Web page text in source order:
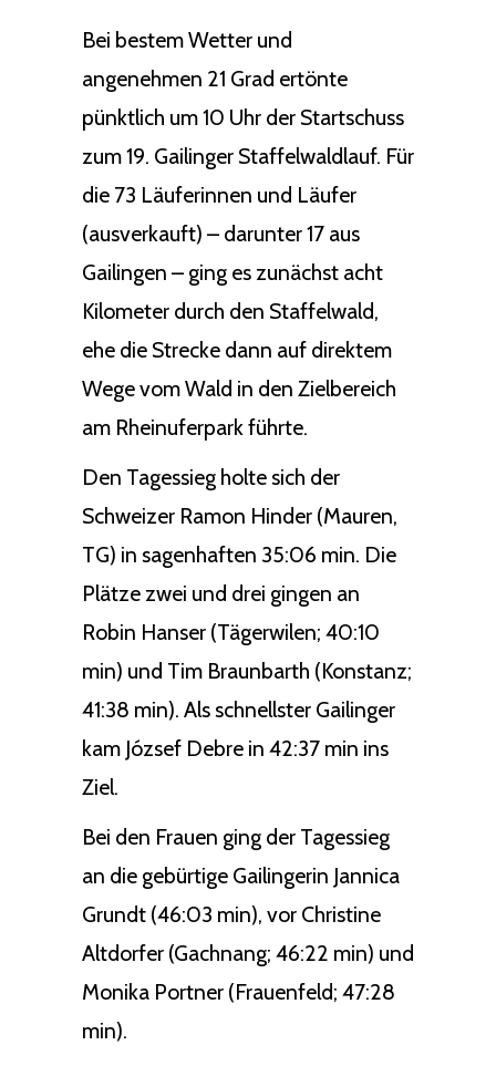
Bei bestem Wetter und
angenehmen 21 Grad ertönte
pünktlich um 10 Uhr der Startschuss
zum 19. Gailinger Staffelwaldlauf. Für
die 73 Läuferinnen und Läufer
(ausverkauft) – darunter 17 aus
Gailingen – ging es zunächst acht
Kilometer durch den Staffelwald,
ehe die Strecke dann auf direktem
Wege vom Wald in den Zielbereich
am Rheinuferpark führte.
Den Tagessieg holte sich der
Schweizer Ramon Hinder (Mauren,
TG) in sagenhaften 35:06 min. Die
Plätze zwei und drei gingen an
Robin Hanser (Tägerwilen; 40:10
min) und Tim Braunbarth (Konstanz;
41:38 min). Als schnellster Gailinger
kam József Debre in 42:37 min ins
Ziel.
Bei den Frauen ging der Tagessieg
an die gebürtige Gailingerin Jannica
Grundt (46:03 min), vor Christine
Altdorfer (Gachnang; 46:22 min) und
Monika Portner (Frauenfeld; 47:28
min).